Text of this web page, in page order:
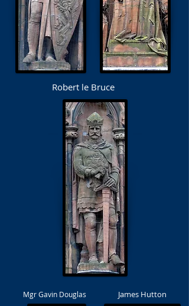
Robert le Bruce
Mgr Gavin Douglas James Hutton